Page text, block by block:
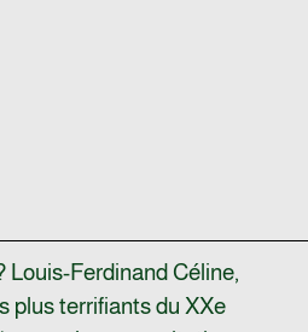
Louis-Ferdinand Céline,
plus terrifiants du XXe